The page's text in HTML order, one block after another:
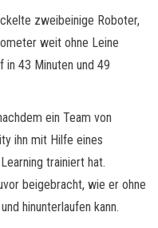
zweibeinige Roboter,
weit ohne Leine
in 43 Minuten und 49
ein Team von
ihn mit Hilfe eines
trainiert hat.
beigebracht, wie er ohne
hinunterlaufen kann.